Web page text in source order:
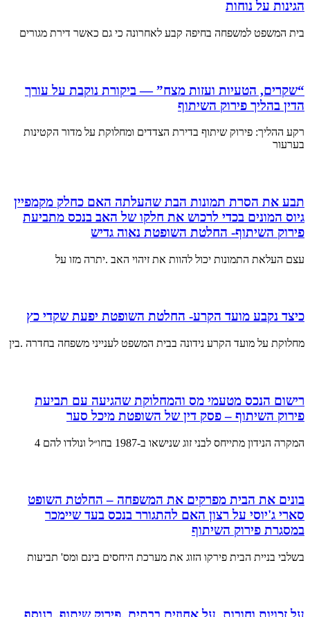
הגינות על נוחות
בית המשפט למשפחה בחיפה קבע לאחרונה כי גם כאשר דירת מגורים
“שקרים, הטעיות ועזות מצח” — ביקורת נוקבת על עורך
הדין בהליך פירוק השיתוף
רקע ההליך: פירוק שיתוף בדירת הצדדים ומחלוקת על מדור הקטינות
בערעור
תבע את הסרת תמונות הבת שהעלתה האם כחלק מקמפיין
גיוס המונים בכדי לרכוש את חלקו של האב בנכס מתביעת
פירוק השיתוף- החלטת השופטת נאוה גדיש
עצם העלאת התמונות יכול להוות את זיהוי האב .יתרה מזו על
כיצד נקבע מועד הקרע- החלטת השופטת יפעת שקדי כץ
מחלוקת על מועד הקרע נידונה בבית המשפט לענייני משפחה בחדרה .בין
רישום הנכס מטעמי מס והמחלוקת שהגיעה עם תביעת
פירוק השיתוף – פסק דין של השופטת מיכל סער
המקרה הנידון מתייחס לבני זוג שנישאו ב-1987 בחו״ל ונולדו להם 4
בונים את הבית מפרקים את המשפחה – החלטת השופט
סארי ג'יוסי על רצון האם להתגורר בנכס בעד שיימכר
במסגרת פירוק השיתוף
בשלבי בניית הבית פירקו הזוג את מערכת היחסים בינם ומס' תביעות